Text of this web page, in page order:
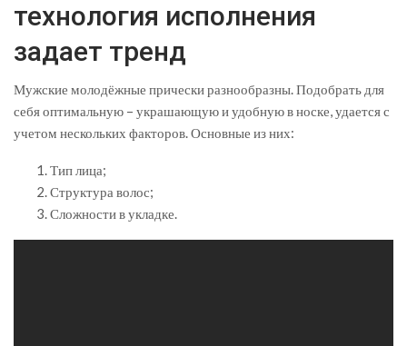
технология исполнения
задает тренд
Мужские молодёжные прически разнообразны. Подобрать для
себя оптимальную – украшающую и удобную в носке, удается с
учетом нескольких факторов. Основные из них:
Тип лица;
Структура волос;
Сложности в укладке.